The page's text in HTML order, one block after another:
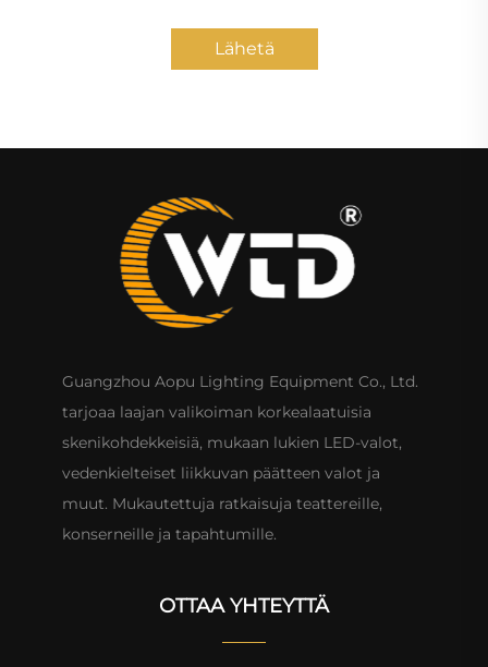
Lähetä
Guangzhou Aopu Lighting Equipment Co., Ltd.
tarjoaa laajan valikoiman korkealaatuisia
skenikohdekkeisiä, mukaan lukien LED-valot,
vedenkielteiset liikkuvan päätteen valot ja
muut. Mukautettuja ratkaisuja teattereille,
konserneille ja tapahtumille.
OTTAA YHTEYTTÄ